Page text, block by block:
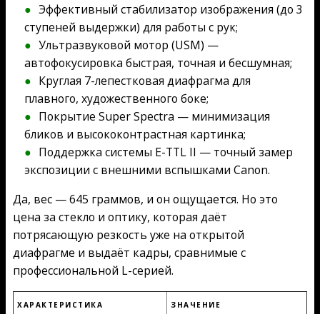
Эффективный стабилизатор изображения (до 3
ступеней выдержки) для работы с рук;
Ультразвуковой мотор (USM) —
автофокусировка быстрая, точная и бесшумная;
Круглая 7-лепестковая диафрагма для
плавного, художественного боке;
Покрытие Super Spectra — минимизация
бликов и высококонтрастная картинка;
Поддержка системы E-TTL II — точный замер
экспозиции с внешними вспышками Canon.
Да, вес — 645 граммов, и он ощущается. Но это
цена за стекло и оптику, которая даёт
потрясающую резкость уже на открытой
диафрагме и выдаёт кадры, сравнимые с
профессиональной L-серией.
ХАРАКТЕРИСТИКА ЗНАЧЕНИЕ